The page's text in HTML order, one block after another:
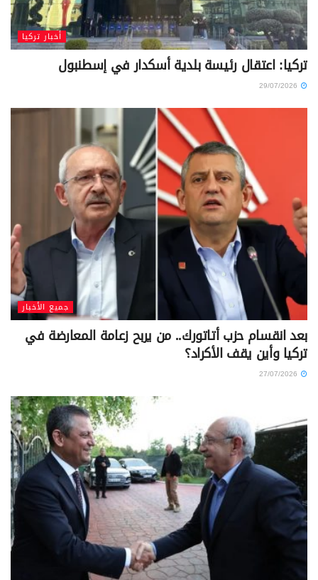
أخبار تركيا
تركيا: اعتقال رئيسة بلدية أسكدار في إسطنبول
جميع الأخبار
بعد انقسام حزب أتاتورك.. من يربح زعامة المعارضة في
تركيا وأين يقف الأكراد؟